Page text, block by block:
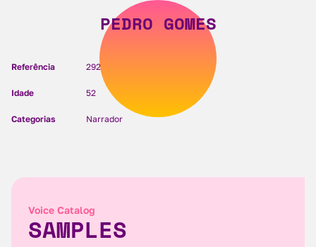
PEDRO GOMES
Referência 292
Idade 52
Categorias Narrador
Voice Catalog
SAMPLES